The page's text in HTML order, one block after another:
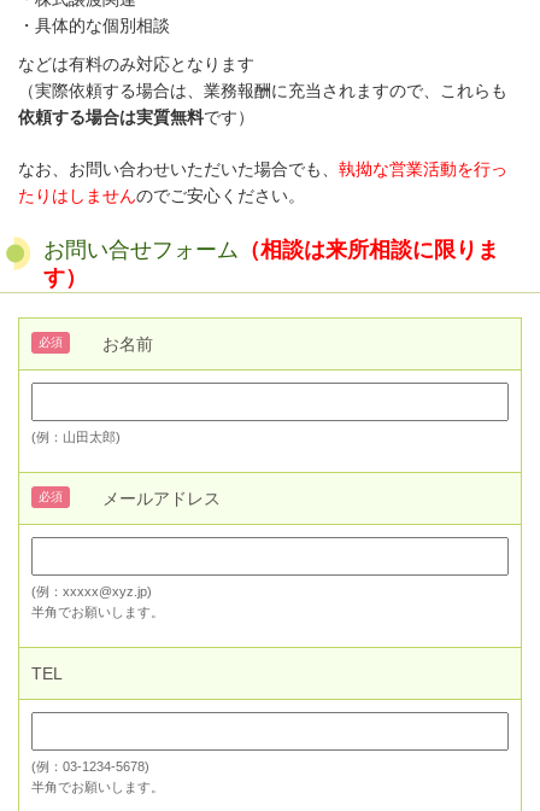
・具体的な個別相談
などは有料のみ対応となります
（実際依頼する場合は、業務報酬に充当されますので、これらも
依頼する場合は実質無料です）
なお、お問い合わせいただいた場合でも、 執拗な営業活動を行っ
たりはしませんのでご安心ください。
お問い合せフォーム （相談は来所相談に限りま
す）
お名前
必須
(例：山田太郎)
メールアドレス
必須
(例：xxxxx@xyz.jp)
半角でお願いします。
TEL
(例：03-1234-5678)
半角でお願いします。